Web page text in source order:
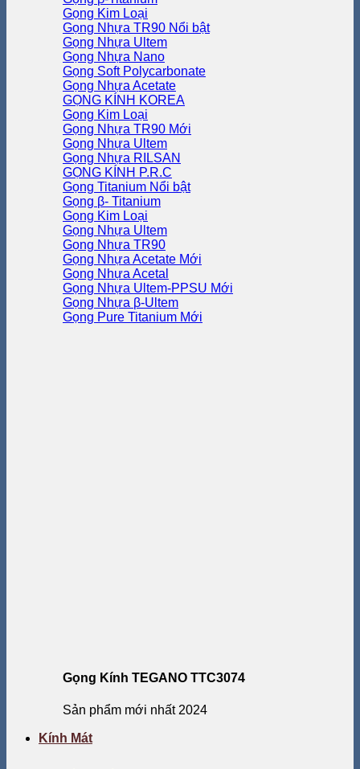
Gọng Kim Loại
Gọng Nhựa TR90
Gọng Nhựa Ultem
Gọng Nhựa Nano
Gọng Soft Polycarbonate
Gọng Nhựa Acetate
GỌNG KÍNH KOREA
Gọng Kim Loại
Gọng Nhựa TR90
Gọng Nhựa Ultem
Gọng Nhựa RILSAN
GỌNG KÍNH P.R.C
Gọng Titanium
Gọng β- Titanium
Gọng Kim Loại
Gọng Nhựa Ultem
Gọng Nhựa TR90
Gọng Nhựa Acetate
Gọng Nhựa Acetal
Gọng Nhựa Ultem-PPSU
Gọng Nhựa β-Ultem
Gọng Pure Titanium
Gọng Kính TEGANO TTC3074
Sản phẩm mới nhất 2024
Kính Mát